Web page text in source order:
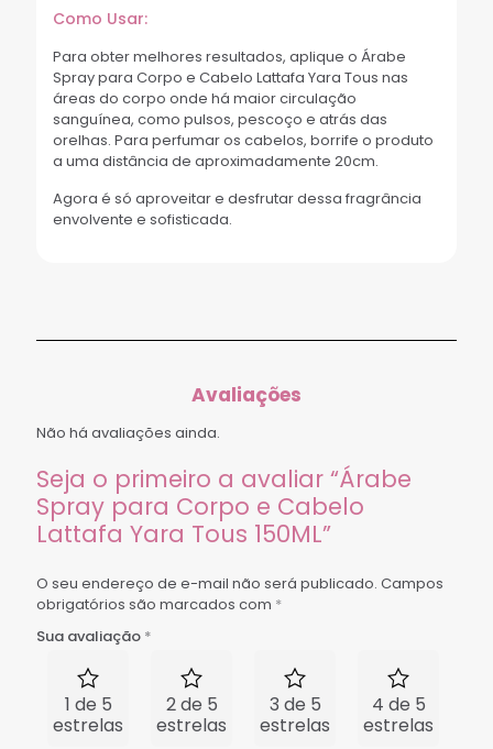
Como Usar:
Para obter melhores resultados, aplique o Árabe
Spray para Corpo e Cabelo Lattafa Yara Tous nas
áreas do corpo onde há maior circulação
sanguínea, como pulsos, pescoço e atrás das
orelhas. Para perfumar os cabelos, borrife o produto
a uma distância de aproximadamente 20cm.
Agora é só aproveitar e desfrutar dessa fragrância
envolvente e sofisticada.
Avaliações
Não há avaliações ainda.
Seja o primeiro a avaliar “Árabe
Spray para Corpo e Cabelo
Lattafa Yara Tous 150ML”
O seu endereço de e-mail não será publicado. Campos
obrigatórios são marcados com *
Sua avaliação *
1 de 5
estrelas
2 de 5
estrelas
3 de 5
estrelas
4 de 5
estrelas